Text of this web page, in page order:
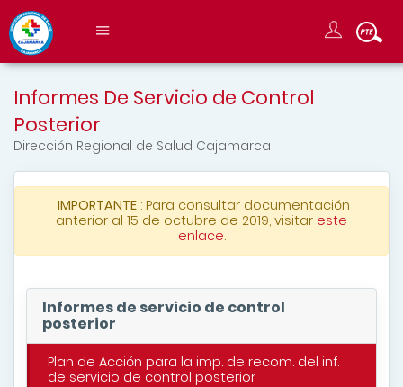
Informes De Servicio de Control
Posterior
Dirección Regional de Salud Cajamarca
IMPORTANTE: Para consultar documentación
anterior al 15 de octubre de 2019, visitar este
enlace.
Informes de servicio de control
posterior
Plan de Acción para la imp. de recom. del inf.
de servicio de control posterior